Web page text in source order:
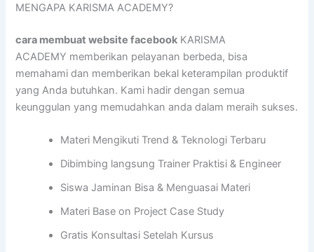
MENGAPA KARISMA ACADEMY?
cara membuat website facebook KARISMA
ACADEMY memberikan pelayanan berbeda, bisa
memahami dan memberikan bekal keterampilan produktif
yang Anda butuhkan. Kami hadir dengan semua
keunggulan yang memudahkan anda dalam meraih sukses.
Materi Mengikuti Trend & Teknologi Terbaru
Dibimbing langsung Trainer Praktisi & Engineer
Siswa Jaminan Bisa & Menguasai Materi
Materi Base on Project Case Study
Gratis Konsultasi Setelah Kursus